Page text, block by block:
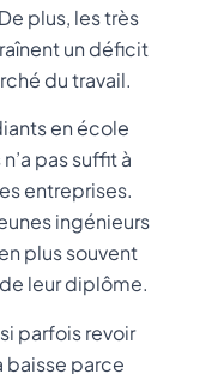
plus, les très
un déficit
du travail.
en école
pas suffit à
entreprises.
ingénieurs
plus souvent
leur diplôme.
parfois revoir
baisse parce